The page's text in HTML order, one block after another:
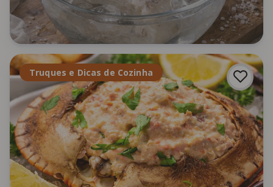
Truques e Dicas de Cozinha